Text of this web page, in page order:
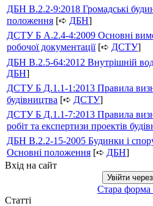
ДБН В.2.2-9:2018 Громадські
положення [➪ ДБН]
ДСТУ Б А.2.4-4:2009 Основні
робочої документації[➪ ДСТУ]
ДБН В.2.5-64:2012 Внутрішній
ДБН]
ДСТУ Б Д.1.1-1:2013 Правила
будівництва [➪ ДСТУ]
ДСТУ Б Д.1.1-7:2013 Правила
робіт та експертизи проектів
ДБН В.2.2-15-2005 Будинки і
Основні положення [➪ ДБН]
Вхід на сайт
Увійти
Стара форма
Статті